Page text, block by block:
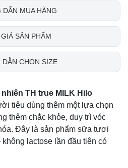
DẪN MUA HÀNG
SẢN PHẨM
CHỌN SIZE
TH true MILK Hilo
tiêu dùng thêm một lựa chọn
thêm chắc khỏe, duy trì vóc
Đây là sản phẩm sữa tươi
lactose lần đầu tiên có